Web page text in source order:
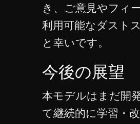
き、ご意見やフィ
利用可能なダスト
と幸いです。
今後の展望
本モデルはまだ開
て継続的に学習・